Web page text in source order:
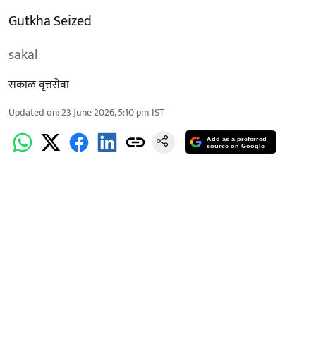
Gutkha Seized
sakal
सकाळ वृत्तसेवा
Updated on:23 June 2026, 5:10 pm IST
Add as a preferred
source on Google